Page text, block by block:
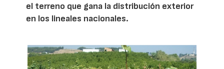
el terreno que gana la distribución exterior
en los lineales nacionales.